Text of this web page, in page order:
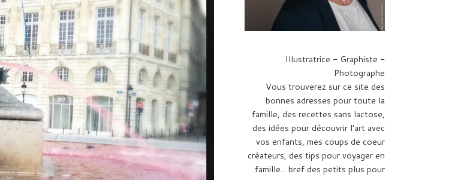
Illustratrice - Graphiste -
Photographe
Vous trouverez sur ce site des
bonnes adresses pour toute la
famille, des recettes sans lactose,
des idées pour découvrir l'art avec
vos enfants, mes coups de coeur
créateurs, des tips pour voyager en
famille... bref des petits plus pour